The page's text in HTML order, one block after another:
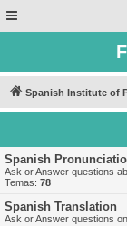
Spanish Institute of
Spanish
Ask or Answer questions
Temas: 78
Spanish Translation
Ask or Answer questions